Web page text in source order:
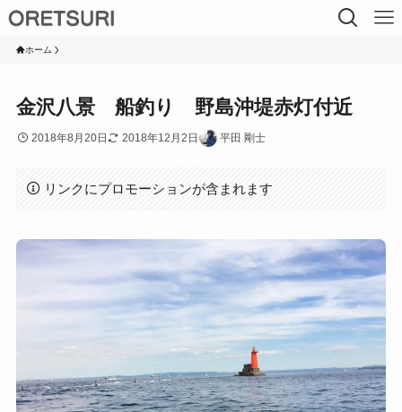
ホーム
金沢八景 船釣り 野島沖堤赤灯付近
2018年8月20日 2018年12月2日 平田 剛士
リンクにプロモーションが含まれます